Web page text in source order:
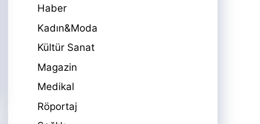
Haber
Kadın&Moda
Kültür Sanat
Magazin
Medikal
Röportaj